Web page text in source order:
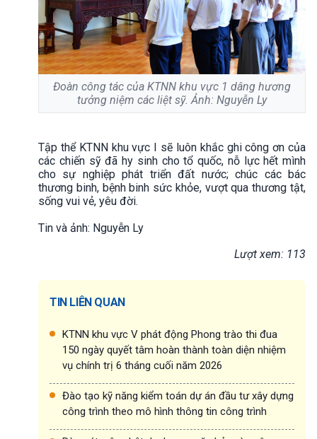
Đoàn công tác của KTNN khu vực 1 dâng hương
tưởng niệm các liệt sỹ. Ảnh: Nguyễn Ly
Tập thể KTNN khu vực I sẽ luôn khắc ghi công ơn của
các chiến sỹ đã hy sinh cho tổ quốc, nỗ lực hết mình
cho sự nghiệp phát triển đất nước; chúc các bác
thương binh, bệnh binh sức khỏe, vượt qua thương tật,
sống vui vẻ, yêu đời.
Tin và ảnh: Nguyễn Ly
Lượt xem: 113
TIN LIÊN QUAN
KTNN khu vực V phát động Phong trào thi đua
150 ngày quyết tâm hoàn thành toàn diện nhiệm
vụ chính trị 6 tháng cuối năm 2026
Đào tạo kỹ năng kiểm toán dự án đầu tư xây dựng
công trình theo mô hình thông tin công trình